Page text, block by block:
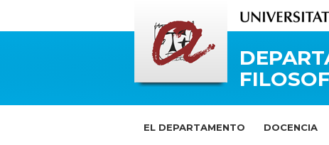
EL DEPARTAMENTO DOCENCIA